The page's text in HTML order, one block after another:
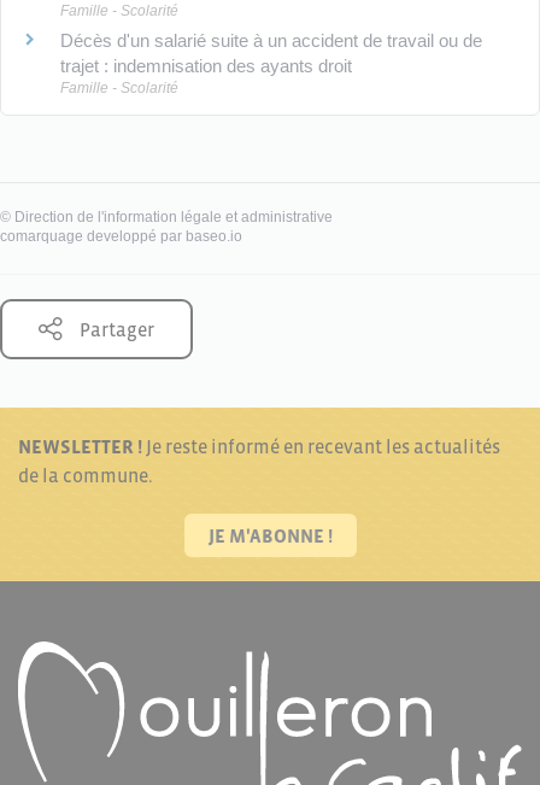
Famille - Scolarité
Décès d'un salarié suite à un accident de travail ou de
trajet : indemnisation des ayants droit
Famille - Scolarité
© Direction de l'information légale et administrative
comarquage developpé par baseo.io
Partager
NEWSLETTER ! Je reste informé en recevant les actualités
de la commune.
JE M'ABONNE !